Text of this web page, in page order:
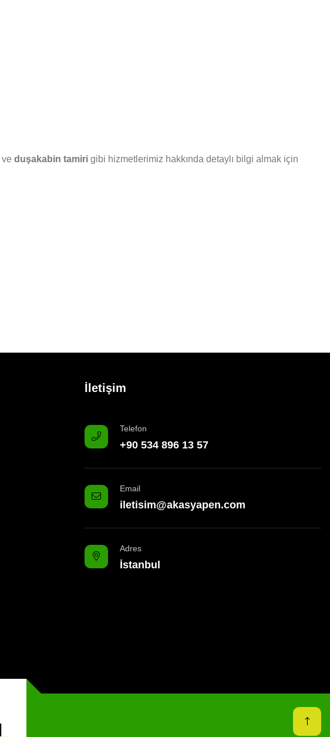
ve duşakabin tamiri gibi hizmetlerimiz hakkında detaylı bilgi almak için
İletişim
Telefon
+90 534 896 13 57
Email
iletisim@akasyapen.com
Adres
İstanbul